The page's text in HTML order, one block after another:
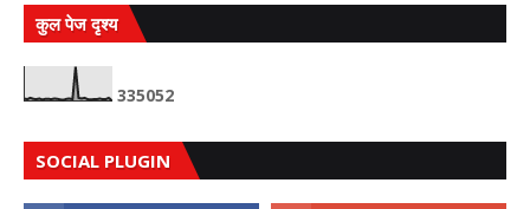
कुल पेज दृश्य
335052
SOCIAL PLUGIN